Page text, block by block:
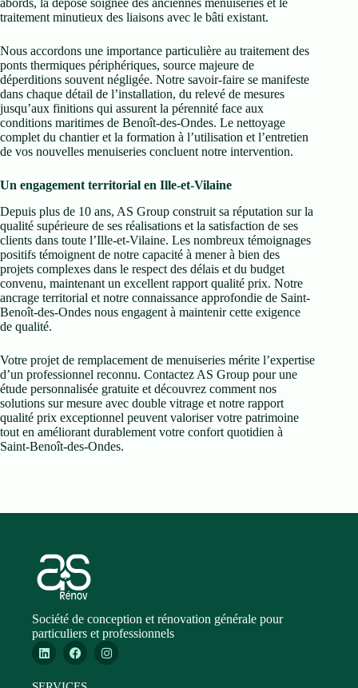
abords, la dépose soignée des anciennes menuiseries et le
traitement minutieux des liaisons avec le bâti existant.
Nous accordons une importance particulière au traitement des
ponts thermiques périphériques, source majeure de
déperditions souvent négligée. Notre savoir-faire se manifeste
dans chaque détail de l’installation, du relevé de mesures
jusqu’aux finitions qui assurent la pérennité face aux
conditions maritimes de Benoît-des-Ondes. Le nettoyage
complet du chantier et la formation à l’utilisation et l’entretien
de vos nouvelles menuiseries concluent notre intervention.
Un engagement territorial en Ille-et-Vilaine
Depuis plus de 10 ans, AS Group construit sa réputation sur la
qualité supérieure de ses réalisations et la satisfaction de ses
clients dans toute l’Ille-et-Vilaine. Les nombreux témoignages
positifs témoignent de notre capacité à mener à bien des
projets complexes dans le respect des délais et du budget
convenu, maintenant un excellent rapport qualité prix. Notre
ancrage territorial et notre connaissance approfondie de Saint-
Benoît-des-Ondes nous engagent à maintenir cette exigence
de qualité.
Votre projet de remplacement de menuiseries mérite l’expertise
d’un professionnel reconnu. Contactez AS Group pour une
étude personnalisée gratuite et découvrez comment nos
solutions sur mesure avec double vitrage et notre rapport
qualité prix exceptionnel peuvent valoriser votre patrimoine
tout en améliorant durablement votre confort quotidien à
Saint-Benoît-des-Ondes.
Société de conception et rénovation générale pour
particuliers et professionnels